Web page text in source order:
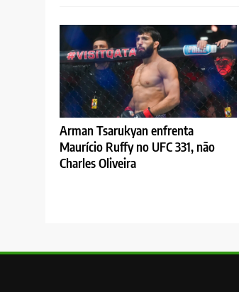
Arman Tsarukyan enfrenta
Maurício Ruffy no UFC 331, não
Charles Oliveira